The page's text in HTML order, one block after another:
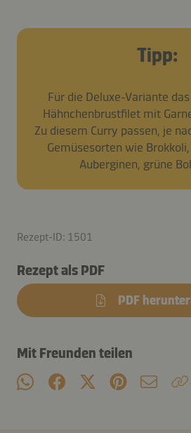
Tipp:
Für die Deluxe-Variante
Hähnchenbrustfilet mit
Zu diesem Curry passen, je
Gemüsesorten wie
Auberginen, grüne
Rezept-ID: 1501
Rezept als PDF
PDF
Mit Freunden teilen